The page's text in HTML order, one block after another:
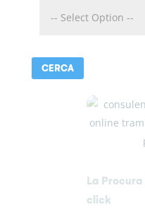
La
click